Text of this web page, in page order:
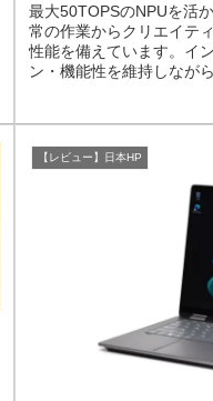
最大50TOPSのNPUを活
常の作業からクリエイテ
性能を備えています。イ
ン・機能性を維持しなが
【レビュー】日本HP